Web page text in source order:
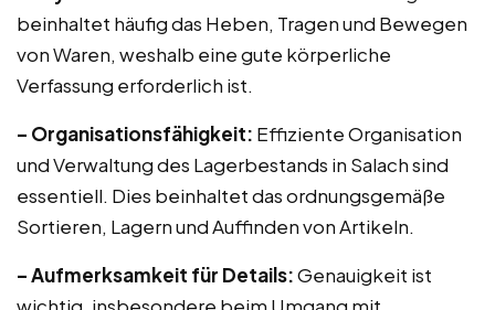
beinhaltet häufig das Heben, Tragen und Bewegen
von Waren, weshalb eine gute körperliche
Verfassung erforderlich ist.
– Organisationsfähigkeit: Effiziente Organisation
und Verwaltung des Lagerbestands in Salach sind
essentiell. Dies beinhaltet das ordnungsgemäße
Sortieren, Lagern und Auffinden von Artikeln.
– Aufmerksamkeit für Details:Genauigkeit ist